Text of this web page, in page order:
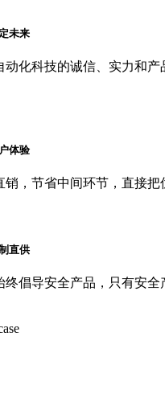
未来
动化科技的诚信、实力和产
体验
销，节省中间环节，直接把
直供
终倡导安全产品，只有安全